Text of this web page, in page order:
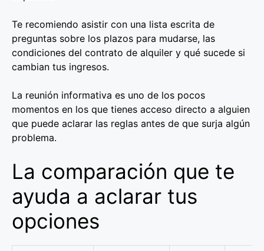
Te recomiendo asistir con una lista escrita de
preguntas sobre los plazos para mudarse, las
condiciones del contrato de alquiler y qué sucede si
cambian tus ingresos.
La reunión informativa es uno de los pocos
momentos en los que tienes acceso directo a alguien
que puede aclarar las reglas antes de que surja algún
problema.
La comparación que te
ayuda a aclarar tus
opciones